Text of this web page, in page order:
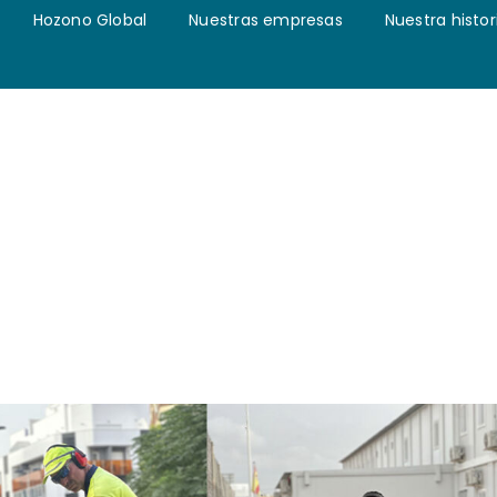
Hozono Global Nuestras empresas Nuestra